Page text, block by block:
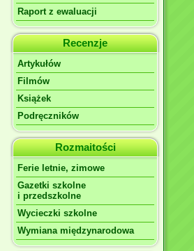
Raport z ewaluacji
Recenzje
Artykułów
Filmów
Książek
Podręczników
Rozmaitości
Ferie letnie, zimowe
Gazetki szkolne
i przedszkolne
Wycieczki szkolne
Wymiana międzynarodowa